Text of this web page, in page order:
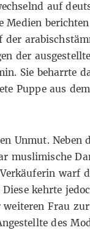
auf
Medien
der
der
Sie beharrte
Puppe aus
Unmut. Neben
muslimische
warf
kehrte
Frau
des